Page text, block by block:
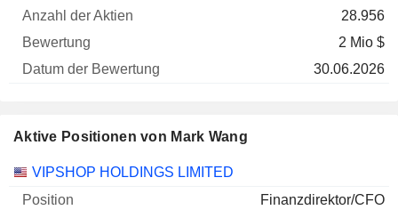
28.956
2 Mio $
30.06.2026
Aktive Positionen von Mark Wang
Unternehmen Position Beginn
VIPSHOP HOLDINGS LIMITED
Finanzdirektor/CFO